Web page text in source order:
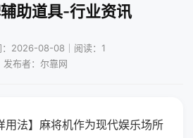
助道具-行业资讯
：2026-08-08｜阅读：1
发布者：尔靠网
用法】麻将机作为现代娱乐场所